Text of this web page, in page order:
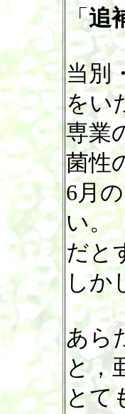
「追
当別
をい
専業
菌性
6月
い。
だと
しか
あら
と，
とて